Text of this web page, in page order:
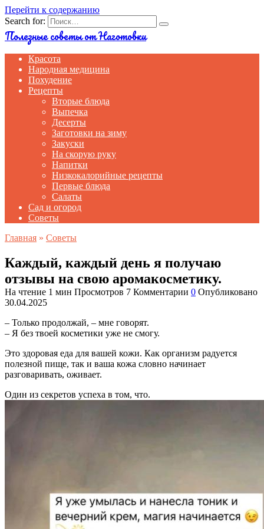
Перейти к содержанию
Search for:
Полезные советы от Наготовки
Красота
Народная медицина
Похудение
Рецепты
Вторые блюда
Выпечка
Десерты
Заготовки на зиму
Закуски
На скорую руку
Напитки
Низкокалорийные рецепты
Первые блюда
Салаты
Сад и огород
Советы
Главная » Советы
Каждый, каждый день я получаю
отзывы на свою аромакосметику.
На чтение 1 мин Просмотров 7 Комментарии 0 Опубликовано
30.04.2025
– Только продолжай, – мне говорят.
– Я без твоей косметики уже не смогу.
Это здоровая еда для вашей кожи. Как организм радуется
полезной пище, так и ваша кожа словно начинает
разговаривать, оживает.
Один из секретов успеха в том, что.